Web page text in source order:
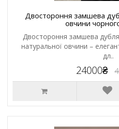
Двостороння замшева
овчини
Двостороння замшева
натуральної овчини –
дл..
24000₴